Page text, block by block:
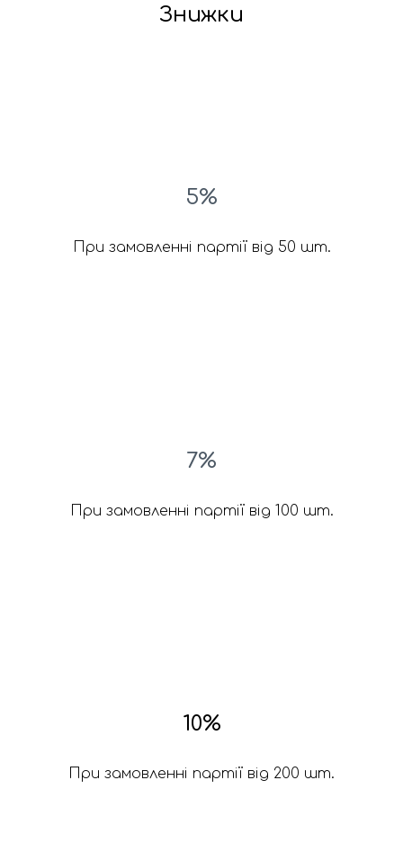
Знижки
5%
При замовленні партії від 50 шт.
7%
При замовленні партії від 100 шт.
10%
При замовленні партії від 200 шт.